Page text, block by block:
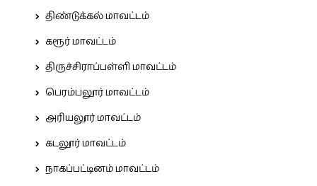
திண்டுக்கல் மாவட்டம்
கரூர் மாவட்டம்
திருச்சிராப்பள்ளி மாவட்டம்
பெரம்பலூர் மாவட்டம்
அரியலூர் மாவட்டம்
கடலூர் மாவட்டம்
நாகப்பட்டினம் மாவட்டம்